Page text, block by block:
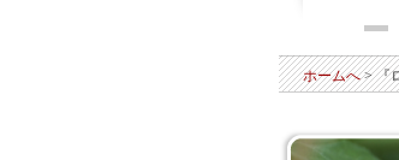
ホームへ> 『